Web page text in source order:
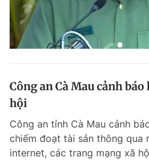
Công an Cà Mau cảnh
hội
Công an tỉnh Cà Mau cảnh
chiếm đoạt tài sản thông qua
internet, các trang mạng xã